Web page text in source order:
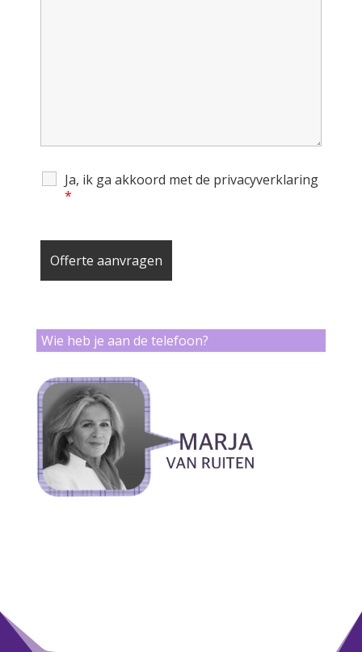
Ja, ik ga akkoord met de privacyverklaring
*
Wie heb je aan de telefoon?